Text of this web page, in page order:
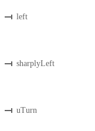
left
sharplyLeft
uTurn